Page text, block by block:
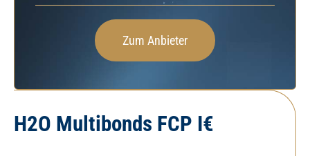
Zum Anbieter
H2O Multibonds FCP I€